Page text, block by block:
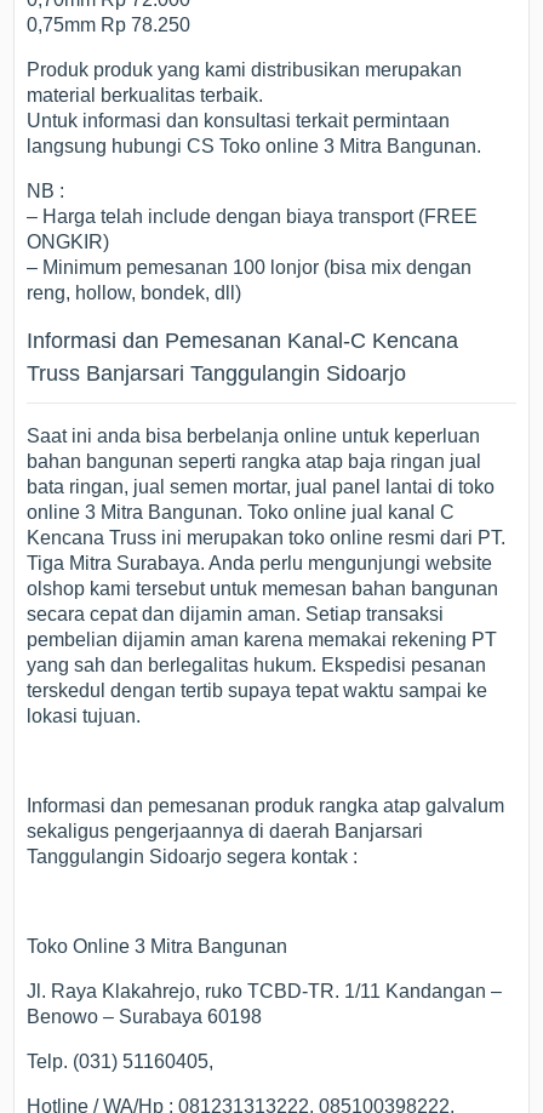
0,75mm Rp 78.250
Produk produk yang kami distribusikan merupakan
material berkualitas terbaik.
Untuk informasi dan konsultasi terkait permintaan
langsung hubungi CS Toko online 3 Mitra Bangunan.
NB :
– Harga telah include dengan biaya transport (FREE
ONGKIR)
– Minimum pemesanan 100 lonjor (bisa mix dengan
reng, hollow, bondek, dll)
Informasi dan Pemesanan Kanal-C Kencana
Truss Banjarsari Tanggulangin Sidoarjo
Saat ini anda bisa berbelanja online untuk keperluan
bahan bangunan seperti rangka atap baja ringan jual
bata ringan, jual semen mortar, jual panel lantai di toko
online 3 Mitra Bangunan. Toko online jual kanal C
Kencana Truss ini merupakan toko online resmi dari PT.
Tiga Mitra Surabaya. Anda perlu mengunjungi website
olshop kami tersebut untuk memesan bahan bangunan
secara cepat dan dijamin aman. Setiap transaksi
pembelian dijamin aman karena memakai rekening PT
yang sah dan berlegalitas hukum. Ekspedisi pesanan
terskedul dengan tertib supaya tepat waktu sampai ke
lokasi tujuan.
Informasi dan pemesanan produk rangka atap galvalum
sekaligus pengerjaannya di daerah Banjarsari
Tanggulangin Sidoarjo segera kontak :
Toko Online 3 Mitra Bangunan
Jl. Raya Klakahrejo, ruko TCBD-TR. 1/11 Kandangan –
Benowo – Surabaya 60198
Telp. (031) 51160405,
Hotline / WA/Hp : 081231313222, 085100398222,